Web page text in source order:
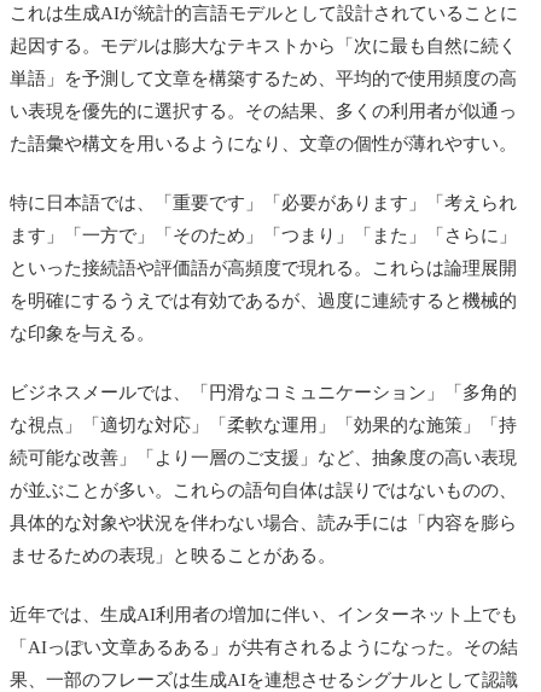
これは生成AIが統計的言語モデルとして設計されていることに
起因する。モデルは膨大なテキストから「次に最も自然に続く
単語」を予測して文章を構築するため、平均的で使用頻度の高
い表現を優先的に選択する。その結果、多くの利用者が似通っ
た語彙や構文を用いるようになり、文章の個性が薄れやすい。
特に日本語では、「重要です」「必要があります」「考えられ
ます」「一方で」「そのため」「つまり」「また」「さらに」
といった接続語や評価語が高頻度で現れる。これらは論理展開
を明確にするうえでは有効であるが、過度に連続すると機械的
な印象を与える。
ビジネスメールでは、「円滑なコミュニケーション」「多角的
な視点」「適切な対応」「柔軟な運用」「効果的な施策」「持
続可能な改善」「より一層のご支援」など、抽象度の高い表現
が並ぶことが多い。これらの語句自体は誤りではないものの、
具体的な対象や状況を伴わない場合、読み手には「内容を膨ら
ませるための表現」と映ることがある。
近年では、生成AI利用者の増加に伴い、インターネット上でも
「AIっぽい文章あるある」が共有されるようになった。その結
果、一部のフレーズは生成AIを連想させるシグナルとして認識